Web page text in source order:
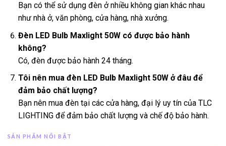
Bạn có thể sử dụng đèn ở nhiều không gian khác nhau
như nhà ở, văn phòng, cửa hàng, nhà xưởng.
Đèn LED Bulb Maxlight 50W có được bảo hành
không?
Có, đèn được bảo hành 24 tháng.
Tôi nên mua đèn LED Bulb Maxlight 50W ở đâu để
đảm bảo chất lượng?
Bạn nên mua đèn tại các cửa hàng, đại lý uy tín của TLC
LIGHTING để đảm bảo chất lượng và chế độ bảo hành.
SẢN PHẨM NỔI BẬT